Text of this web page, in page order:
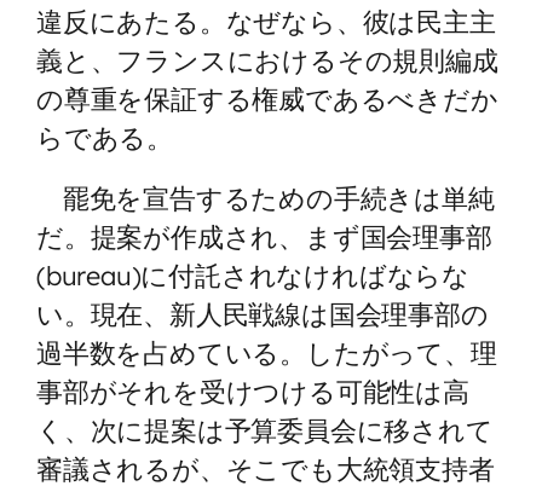
違反にあたる。なぜなら、彼は民主主
義と、フランスにおけるその規則編成
の尊重を保証する権威であるべきだか
らである。
罷免を宣告するための手続きは単純
だ。提案が作成され、まず国会理事部
(bureau)に付託されなければならな
い。現在、新人民戦線は国会理事部の
過半数を占めている。したがって、理
事部がそれを受けつける可能性は高
く、次に提案は予算委員会に移されて
審議されるが、そこでも大統領支持者